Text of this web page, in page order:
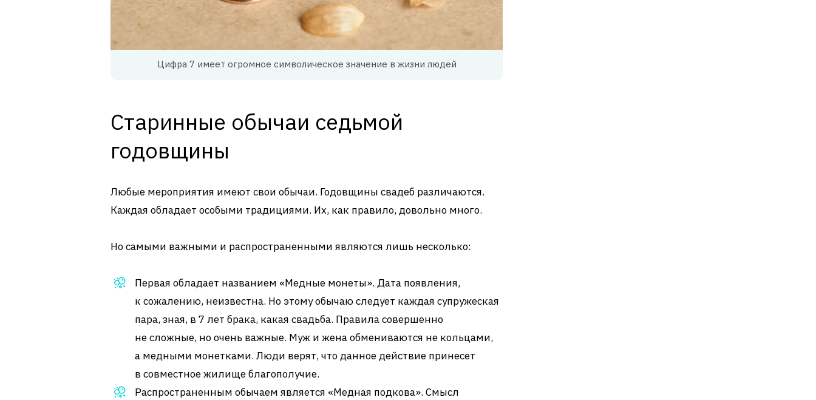
Цифра 7 имеет огромное символическое значение в жизни людей
Старинные обычаи седьмой
годовщины
Любые мероприятия имеют свои обычаи. Годовщины свадеб различаются.
Каждая обладает особыми традициями. Их, как правило, довольно много.
Но самыми важными и распространенными являются лишь несколько:
Первая обладает названием «Медные монеты». Дата появления,
к сожалению, неизвестна. Но этому обычаю следует каждая супружеская
пара, зная, в 7 лет брака, какая свадьба. Правила совершенно
не сложные, но очень важные. Муж и жена обмениваются не кольцами,
а медными монетками. Люди верят, что данное действие принесет
в совместное жилище благополучие.
Распространенным обычаем является «Медная подкова». Смысл